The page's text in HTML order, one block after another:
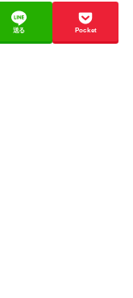
送る Pocket